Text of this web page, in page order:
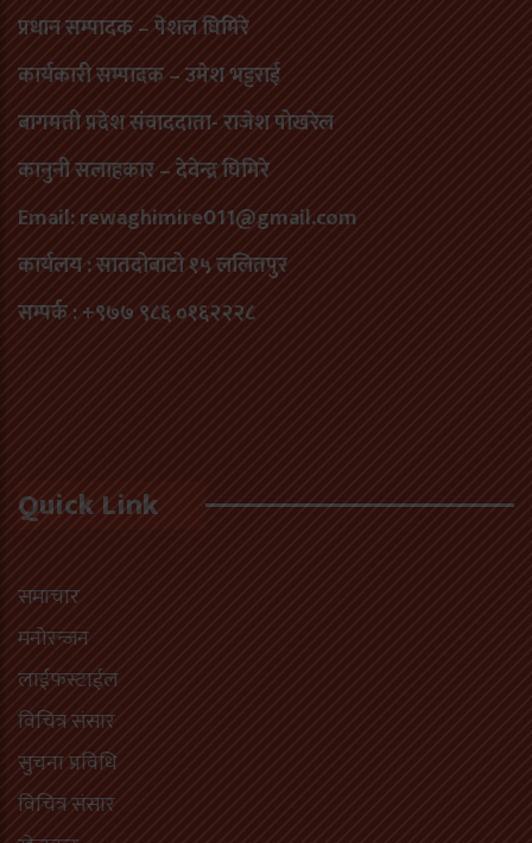
प्रधान सम्पादक – पेशल घिमिरे
कार्यकारी सम्पादक – उमेश भट्टराई
बागमती प्रदेश संवाददाता- राजेश पोखरेल
कानुनी सलाहकार – देवेन्द्र घिमिरे
Email: rewaghimire011@gmail.com
कार्यलय : सातदोबाटो १५ ललितपुर
सम्पर्क : +९७७ ९८६ ०१६२२२८
Quick Link
समाचार
मनोरन्जन
लाईफस्टाईल
विचित्र संसार
सुचना प्रविधि
विचित्र संसार